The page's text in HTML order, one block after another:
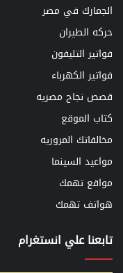
الجمارك في مصر
حركه الطيران
فواتير التليفون
فواتير الكهرباء
قصص نجاح مصريه
كتاب الموقع
مخالفاتك المروريه
مواعيد السينما
مواقع تهمك
هواتف تهمك
تابعنا علي انستغرام